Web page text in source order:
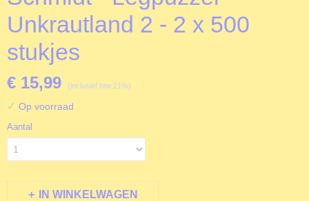
Unkrautland 2 - 2 x 500
stukjes
€ 15,99 (inclusief btw 21%)
✓ Op voorraad
Aantal
IN WINKELWAGEN